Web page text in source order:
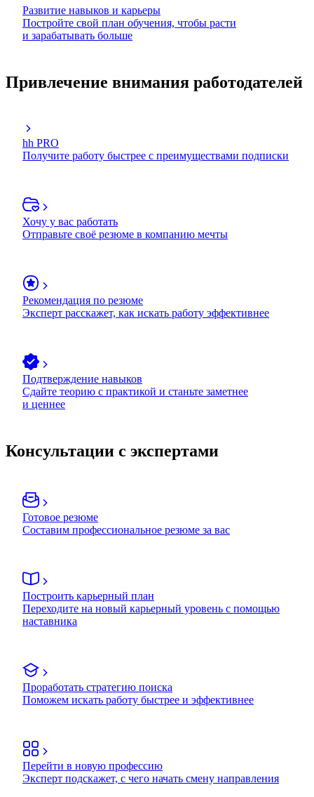
Развитие навыков и карьеры
Постройте свой план обучения, чтобы расти
и зарабатывать больше
Привлечение внимания работодателей
hh PRO
Получите работу быстрее с преимуществами подписки
Хочу у вас работать
Отправьте своё резюме в компанию мечты
Рекомендация по резюме
Эксперт расскажет, как искать работу эффективнее
Подтверждение навыков
Сдайте теорию с практикой и станьте заметнее
и ценнее
Консультации с экспертами
Готовое резюме
Составим профессиональное резюме за вас
Построить карьерный план
Переходите на новый карьерный уровень с помощью
наставника
Проработать стратегию поиска
Поможем искать работу быстрее и эффективнее
Перейти в новую профессию
Эксперт подскажет, с чего начать смену направления